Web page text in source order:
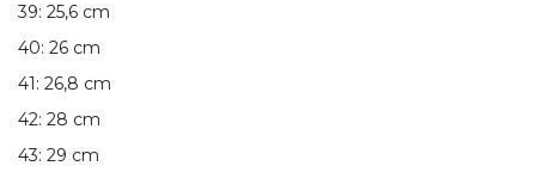
39: 25,6 cm
40: 26 cm
41: 26,8 cm
42: 28 cm
43: 29 cm